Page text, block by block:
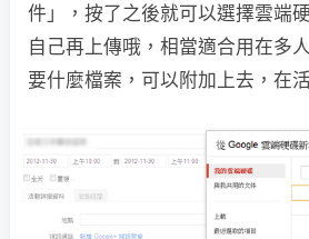
件」，按了之後就可以選擇雲端
自己再上傳哦，相當適合用在多
要什麼檔案，可以附加上去，在